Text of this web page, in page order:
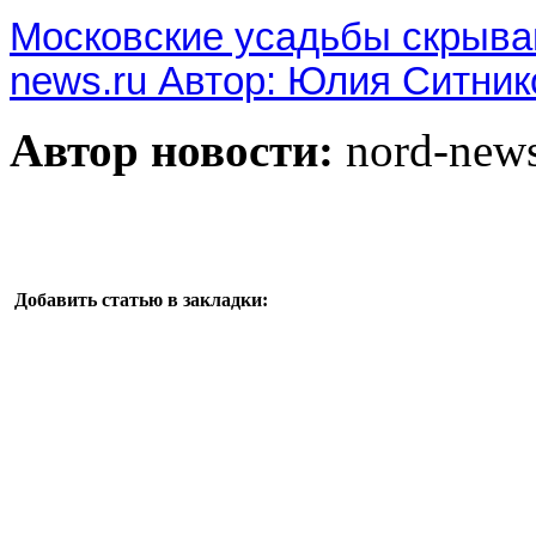
Московские усадьбы
news.ru Автор: Юлия
Автор новости: nord-
Добавить статью в закладки: